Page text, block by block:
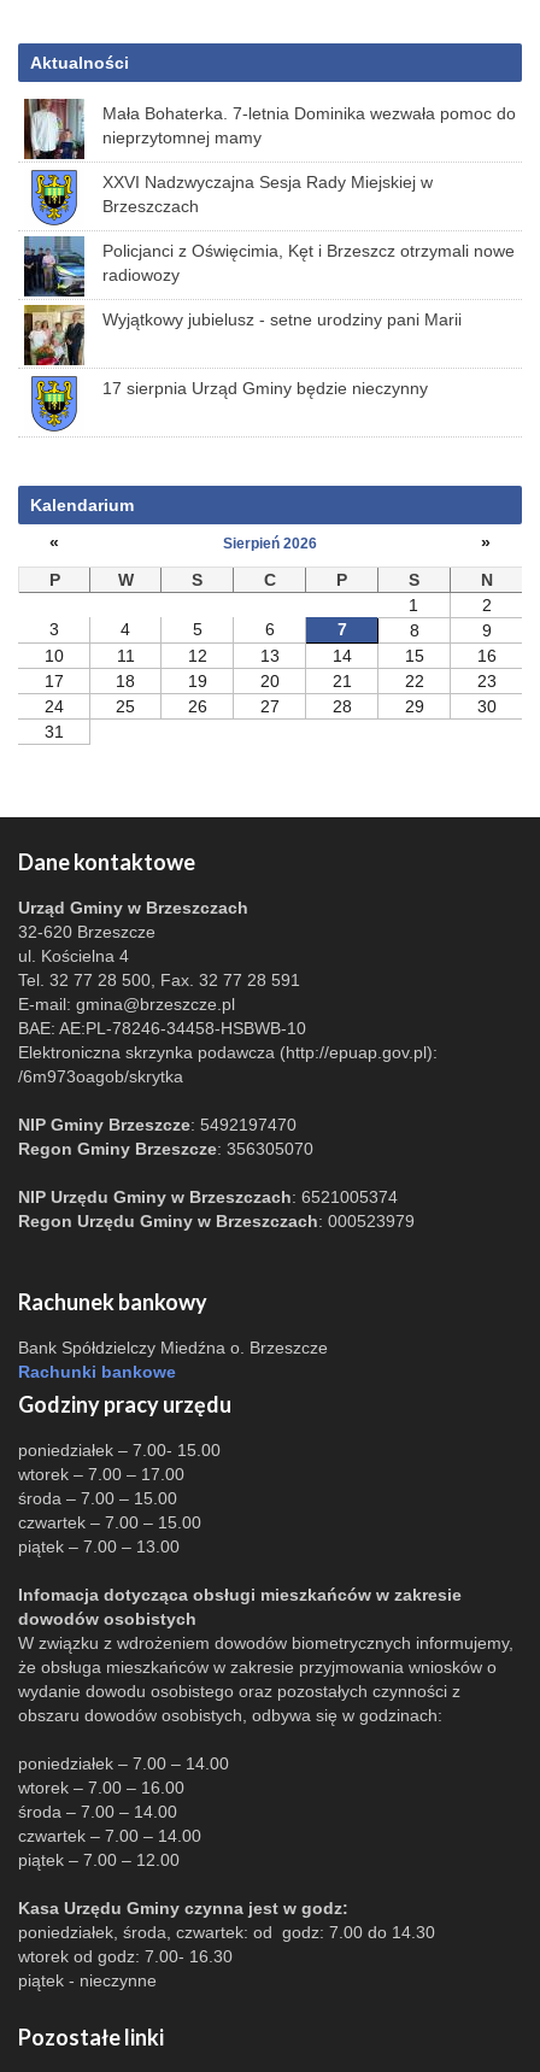
Aktualności
Mała Bohaterka. 7-letnia Dominika wezwała pomoc do
nieprzytomnej mamy
XXVI Nadzwyczajna Sesja Rady Miejskiej w
Brzeszczach
Policjanci z Oświęcimia, Kęt i Brzeszcz otrzymali nowe
radiowozy
Wyjątkowy jubielusz - setne urodziny pani Marii
17 sierpnia Urząd Gminy będzie nieczynny
Kalendarium
«
Sierpień 2026
»
P
W S C P S
N
1
2
3
4 5 6 7 8
9
10
11 12 13 14 15
16
17
18 19 20 21 22
23
24
25 26 27 28 29
30
31
Dane kontaktowe
Urząd Gminy w Brzeszczach
32-620 Brzeszcze
ul. Kościelna 4
Tel. 32 77 28 500, Fax. 32 77 28 591
E-mail: gmina@brzeszcze.pl
BAE: AE:PL-78246-34458-HSBWB-10
Elektroniczna skrzynka podawcza (http://epuap.gov.pl):
/6m973oagob/skrytka
NIP Gminy Brzeszcze: 5492197470
Regon Gminy Brzeszcze: 356305070
NIP Urzędu Gminy w Brzeszczach: 6521005374
Regon Urzędu Gminy w Brzeszczach: 000523979
Rachunek bankowy
Bank Spółdzielczy Miedźna o. Brzeszcze
Rachunki bankowe
Godziny pracy urzędu
poniedziałek – 7.00- 15.00
wtorek – 7.00 – 17.00
środa – 7.00 – 15.00
czwartek – 7.00 – 15.00
piątek – 7.00 – 13.00
Infomacja dotycząca obsługi mieszkańców w zakresie
dowodów osobistych
W związku z wdrożeniem dowodów biometrycznych informujemy,
że obsługa mieszkańców w zakresie przyjmowania wniosków o
wydanie dowodu osobistego oraz pozostałych czynności z
obszaru dowodów osobistych, odbywa się w godzinach:
poniedziałek – 7.00 – 14.00
wtorek – 7.00 – 16.00
środa – 7.00 – 14.00
czwartek – 7.00 – 14.00
piątek – 7.00 – 12.00
Kasa Urzędu Gminy czynna jest w godz:
poniedziałek, środa, czwartek: od godz: 7.00 do 14.30
wtorek od godz: 7.00- 16.30
piątek - nieczynne
Pozostałe linki